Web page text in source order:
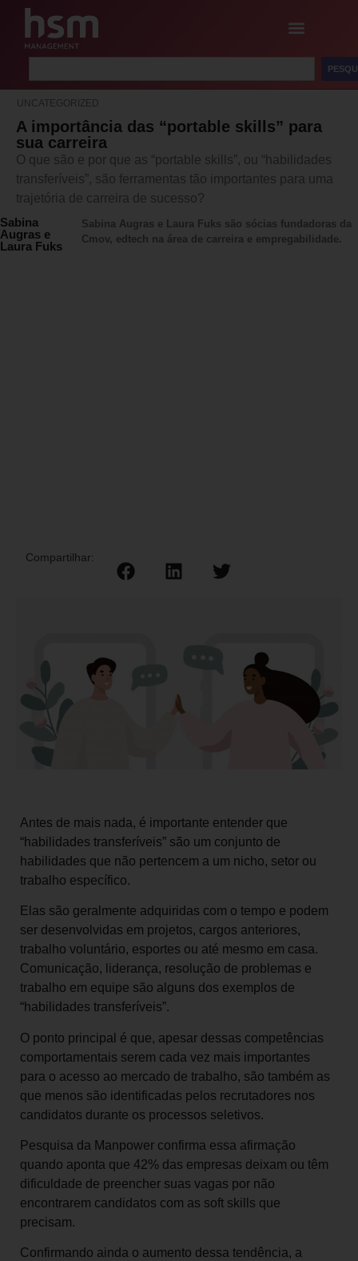
UNCATEGORIZED
A importância das “portable skills” para
sua carreira
O que são e por que as “portable skills”, ou “habilidades
transferíveis”, são ferramentas tão importantes para uma
trajetória de carreira de sucesso?
Sabina
Augras e
Laura Fuks
Sabina Augras e Laura Fuks são sócias fundadoras da
Cmov, edtech na área de carreira e empregabilidade.
Compartilhar:
Antes de mais nada, é importante entender que
“habilidades transferíveis” são um conjunto de
habilidades que não pertencem a um nicho, setor ou
trabalho específico.
Elas são geralmente adquiridas com o tempo e podem
ser desenvolvidas em projetos, cargos anteriores,
trabalho voluntário, esportes ou até mesmo em casa.
Comunicação, liderança, resolução de problemas e
trabalho em equipe são alguns dos exemplos de
“habilidades transferíveis”.
O ponto principal é que, apesar dessas competências
comportamentais serem cada vez mais importantes
para o acesso ao mercado de trabalho, são também as
que menos são identificadas pelos recrutadores nos
candidatos durante os processos seletivos.
Pesquisa da Manpower confirma essa afirmação
quando aponta que 42% das empresas deixam ou têm
dificuldade de preencher suas vagas por não
encontrarem candidatos com as soft skills que
precisam.
Confirmando ainda o aumento dessa tendência, a